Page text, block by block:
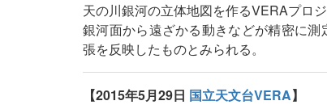
天の川銀河の立体地図を作るVERAプロ
銀河面から遠ざかる動きなどが精密に
張を反映したものとみられる。
【2015年5月29日 国立天文台VERA】